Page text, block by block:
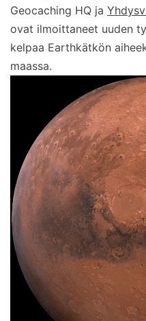
Geocaching HQ ja
ovat ilmoittaneet uuden
kelpaa Earthkätkön
maassa.